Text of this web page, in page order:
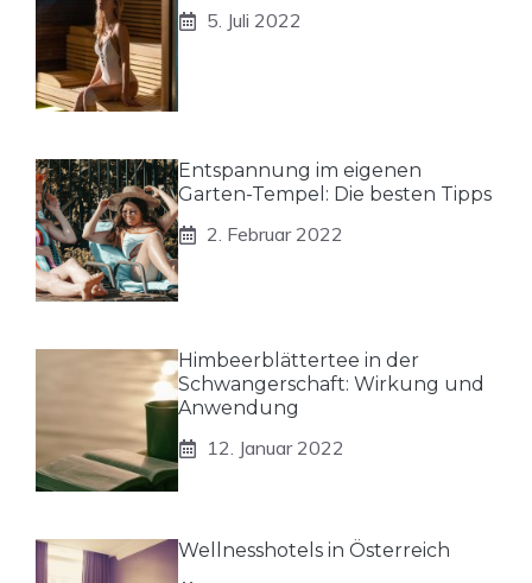
5. Juli 2022
Entspannung im eigenen
Garten-Tempel: Die besten Tipps
2. Februar 2022
Himbeerblättertee in der
Schwangerschaft: Wirkung und
Anwendung
12. Januar 2022
Wellnesshotels in Österreich